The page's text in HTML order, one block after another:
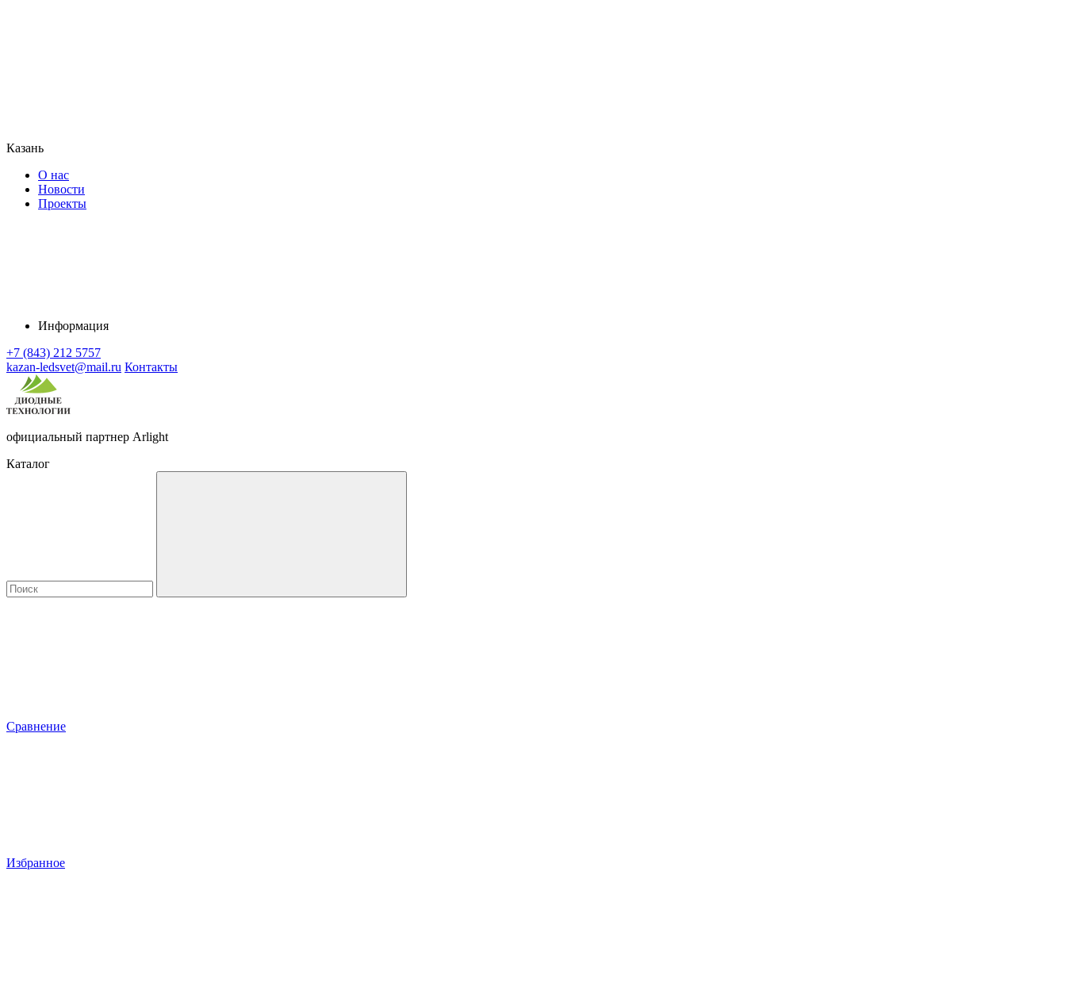
Казань
О нас
Новости
Проекты
Информация
+7 (843) 212 5757
kazan-ledsvet@mail.ru Контакты
официальный партнер Arlight
Каталог
Сравнение
Избранное